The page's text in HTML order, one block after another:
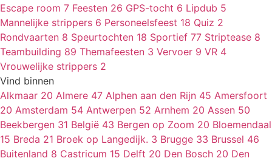
Escape room 7 Feesten 26 GPS-tocht 6 Lipdub 5
Mannelijke strippers 6 Personeelsfeest 18 Quiz 2
Rondvaarten 8 Speurtochten 18 Sportief 77 Striptease 8
Teambuilding 89 Themafeesten 3 Vervoer 9 VR 4
Vrouwelijke strippers 2
Vind binnen
Alkmaar 20 Almere 47 Alphen aan den Rijn 45 Amersfoort
20 Amsterdam 54 Antwerpen 52 Arnhem 20 Assen 50
Beekbergen 31 België 43 Bergen op Zoom 20 Bloemendaal
15 Breda 21 Broek op Langedijk. 3 Brugge 33 Brussel 46
Buitenland 8 Castricum 15 Delft 20 Den Bosch 20 Den